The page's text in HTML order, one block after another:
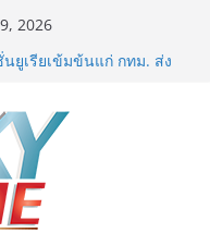
2026
าร “คืนความชุ่มชื้นให้กับ
ประชาชน ครั้งที่ 2
“วงเวียนใหญ่–มหาชัย”
านข้อเท็จจริงและการมี